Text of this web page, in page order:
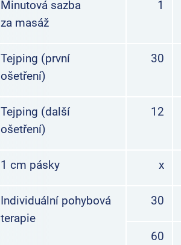
Minutová sazba
za masáž
1
Tejping (první
ošetření)
30
Tejping (další
ošetření)
12
1 cm pásky x
Individuální pohybová
terapie
30
60